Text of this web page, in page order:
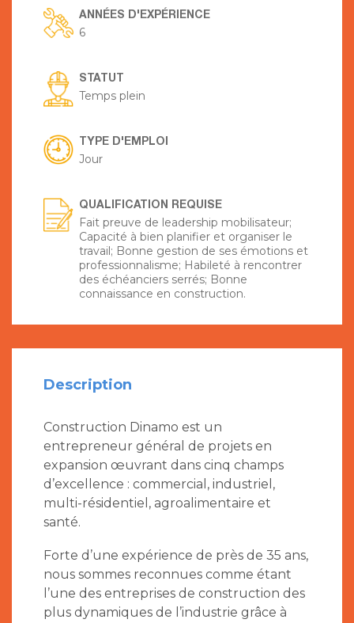
ANNÉES D'EXPÉRIENCE
6
STATUT
Temps plein
TYPE D'EMPLOI
Jour
QUALIFICATION REQUISE
Fait preuve de leadership mobilisateur;
Capacité à bien planifier et organiser le
travail; Bonne gestion de ses émotions et
professionnalisme; Habileté à rencontrer
des échéanciers serrés; Bonne
connaissance en construction.
Description
Construction Dinamo est un
entrepreneur général de projets en
expansion œuvrant dans cinq champs
d’excellence : commercial, industriel,
multi-résidentiel, agroalimentaire et
santé.
Forte d’une expérience de près de 35 ans,
nous sommes reconnues comme étant
l’une des entreprises de construction des
plus dynamiques de l’industrie grâce à